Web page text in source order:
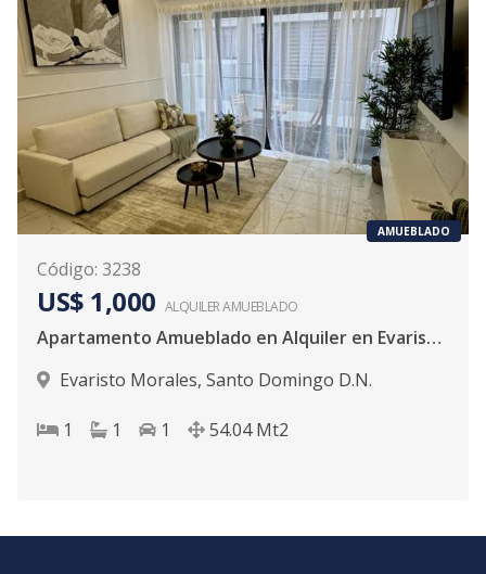
AMUEBLADO
Código: 3238
US$ 1,000 ALQUILERAMUEBLADO
Apartamento Amueblado en Alquiler en Evaristo Morales | 1 Habitación
Evaristo Morales, Santo Domingo D.N.
1 1 1 54.04 Mt2